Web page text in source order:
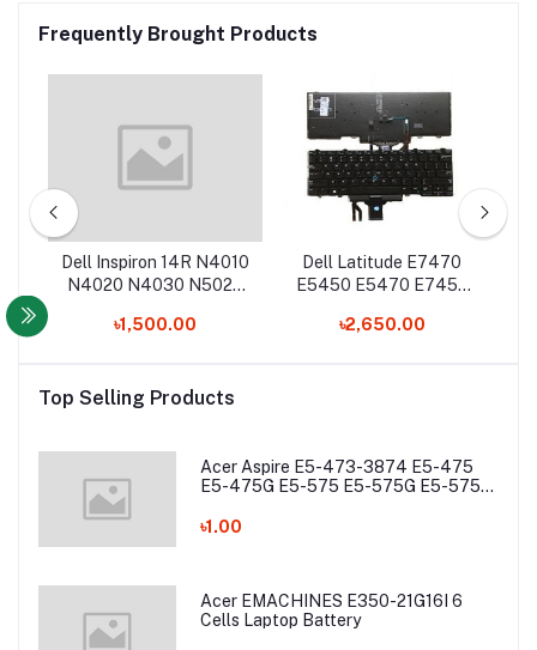
Frequently Brought Products
Dell Inspiron 14R N4010
N4020 N4030 N5020
Laptop Keyboard
৳1,500.00
Dell Latitude E7470
E5450 E5470 E7450
Laptop Keyboard
৳2,650.00
Top Selling Products
Acer Aspire E5-473-3874 E5-475
E5-475G E5-575 E5-575G E5-575T
Battery
৳1.00
Acer EMACHINES E350-21G16I 6
Cells Laptop Battery